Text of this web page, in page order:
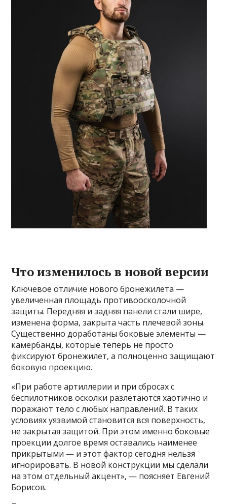
Что изменилось в новой версии
Ключевое отличие нового бронежилета —
увеличенная площадь противоосколочной
защиты. Передняя и задняя панели стали шире,
изменена форма, закрыта часть плечевой зоны.
Существенно доработаны боковые элементы —
камербанды, которые теперь не просто
фиксируют бронежилет, а полноценно защищают
боковую проекцию.
«При работе артиллерии и при сбросах с
беспилотников осколки разлетаются хаотично и
поражают тело с любых направлений. В таких
условиях уязвимой становится вся поверхность,
не закрытая защитой. При этом именно боковые
проекции долгое время оставались наименее
прикрытыми — и этот фактор сегодня нельзя
игнорировать. В новой конструкции мы сделали
на этом отдельный акцент», — поясняет Евгений
Борисов.